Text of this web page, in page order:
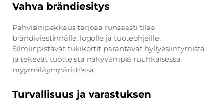
Vahva brändiesitys
Pahvisinipakkaus tarjoaa runsaasti tilaa
brändiviestinnälle, logolle ja tuoteohjeille.
Silmiinpistävät tukikortit parantavat hyllyesiintymistä
ja tekevät tuotteista näkyvämpiä ruuhkaisessa
myymäläympäristössä.
Turvallisuus ja varastuksen